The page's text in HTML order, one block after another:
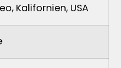
Kalifornien, USA